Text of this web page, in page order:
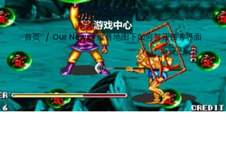
游戏中心
首页 Our News/魔兽地图下如何打开任务界面